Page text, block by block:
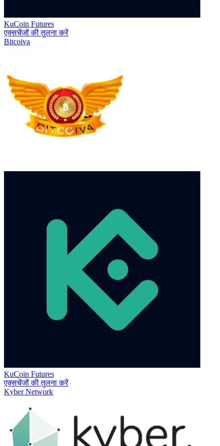
KuCoin Futures
एक्सचेंजों की तुलना करें
Bitcoiva
KuCoin Futures
एक्सचेंजों की तुलना करें
Kyber Network